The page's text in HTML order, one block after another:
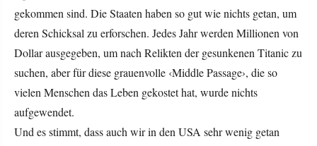
gekommen sind. Die Staaten haben so gut wie nichts getan, um
deren Schicksal zu erforschen. Jedes Jahr werden Millionen von
Dollar ausgegeben, um nach Relikten der gesunkenen Titanic zu
suchen, aber für diese grauenvolle ‹Middle Passage›, die so
vielen Menschen das Leben gekostet hat, wurde nichts
aufgewendet.
Und es stimmt, dass auch wir in den USA sehr wenig getan